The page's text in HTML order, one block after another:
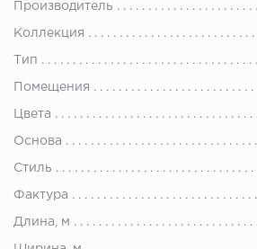
Производитель
Коллекция
Тип
Помещения
Цвета
Основа
Стиль
Фактура
Длина, м